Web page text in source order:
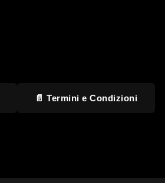
📄 Termini e Condizioni